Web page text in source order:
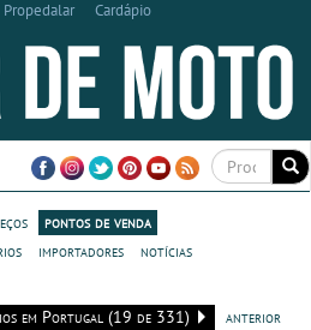
Propedalar Cardápio
pontos de venda
importadores
notícias
em Portugal (19 de 331)
anterior